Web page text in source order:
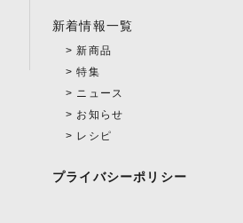
新着情報一覧
新商品
特集
ニュース
お知らせ
レシピ
プライバシーポリシー